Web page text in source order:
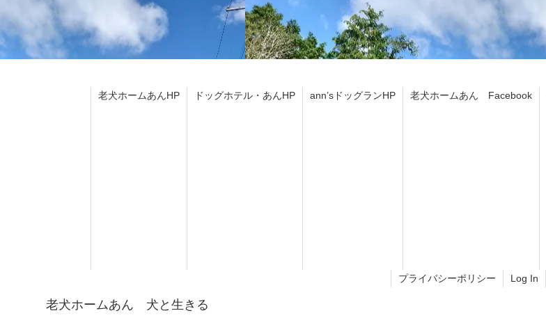
老犬ホームあん 犬と生きる
老犬ホームあんHP ドッグホテル・あんHP ann’sドッグランHP 老犬ホームあん Facebook
プライバシーポリシー Log In